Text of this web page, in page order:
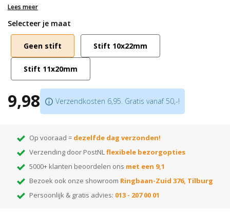
altijd wielen samen met onze stiften te bestellen, zodat je zeker weet dat ze
in je bureaustoel zit. Dit kan een gewone stift zijn of een stift met
schroefdraad. Vervolgens kies je op deze pagina dezelfde stiftmaat. Je krijgt de
wieltjes thuisgestuurd met de stiften er al in gemonteerd. Die hoef je alleen
nog maar in je stoel te steken!
LET OP: Voor een bureaustoel is het eigenlijk altijd stiftmaat 10 of 11!
Lees meer
Selecteer je maat
Geen stift Stift 10x22mm
Stift 11x20mm
9,98 Verzendkosten 6,95. Gratis vanaf 50,-!
Op vooraad = dezelfde dag verzonden!
Verzending door PostNLflexibele bezorgopties
5000+ klanten beoordelen ons met een 9,1
Bezoek ook onze showroom Ringbaan-Zuid 376, Tilburg
Persoonlijk & gratis advies: 013 - 207 00 01